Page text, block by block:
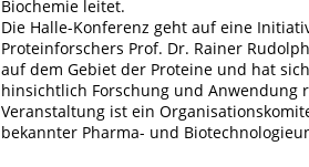
Biochemie leitet.
Die Halle-Konferenz geht auf eine
Proteinforschers Prof. Dr. Rainer
auf dem Gebiet der Proteine und hat
hinsichtlich Forschung und
Veranstaltung ist ein
bekannter Pharma- und